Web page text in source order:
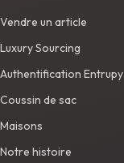
Vendre un article
Luxury Sourcing
Authentification Entrupy
Coussin de sac
Maisons
Notre histoire